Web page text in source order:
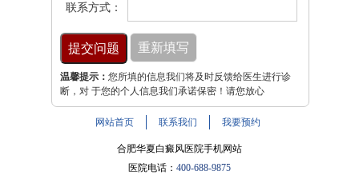
联系方式：
温馨提示： 您所填的信息我们将及时反馈给医生进行诊
断，对 于您的个人信息我们承诺保密！请您放心
网站首页 联系我们 我要预约
合肥华夏白癜风医院手机网站
医院电话： 400-688-9875